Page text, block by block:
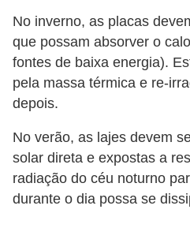
No inverno, as placas
que possam absorver o
fontes de baixa energia).
pela massa térmica e re-
depois.
No verão, as lajes devem
solar direta e expostas a
radiação do céu noturno
durante o dia possa se
n
i
o
s